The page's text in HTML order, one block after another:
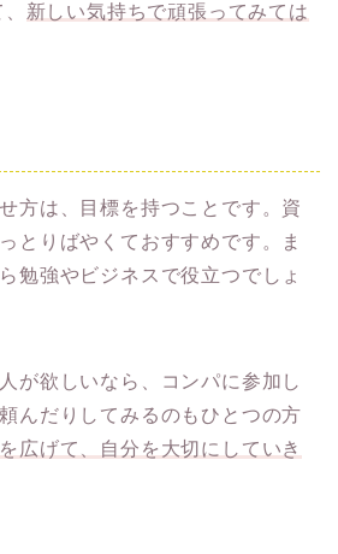
新しい気持ちで頑張ってみては
方は、目標を持つことです。資
とりばやくておすすめです。ま
勉強やビジネスで役立つでしょ
が欲しいなら、コンパに参加し
んだりしてみるのもひとつの方
広げて、自分を大切にしていき